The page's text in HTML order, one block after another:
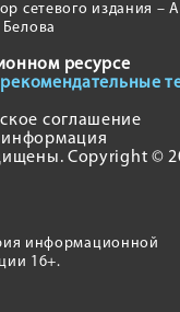
сетевого издания –
ресурсе
рекомендательные
соглашение
Copyright ©
информационной
16+.